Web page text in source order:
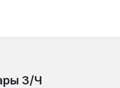
отзывы только на текущем
З/Ч